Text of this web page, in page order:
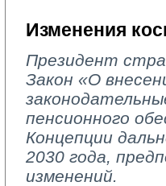
Изменения
Президент
Закон «О
пенсионного
Концепции
2030 года,
изменений.